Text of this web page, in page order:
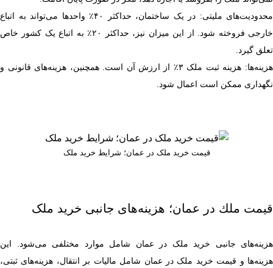
محدودیت‌های ملیتی: در یک ساختمان، حداکثر ۴۰٪ واحدها می‌تواند به اتباع
خارجی فروخته شود. از این میزان نیز، حداکثر ۲۰٪ به اتباع یک کشور خاص
تعلق گیرد.
هزینه‌ها: هزینه ثبت ملک ۳٪ از ارزش آن است. همچنین، هزینه‌های قانونی و
نگهداری ممکن است اعمال شود.
قیمت خرید ملک در عمان؛ شرایط خرید ملک
قیمت ملك در عمان؛ هزینه‌های جانبی خرید ملک
هزینه‌های جانبی خرید ملک در عمان شامل موارد مختلفی می‌شود. این
هزینه‌ها و قیمت خرید ملک در عمان شامل مالیات بر انتقال، هزینه‌های ثبتی،